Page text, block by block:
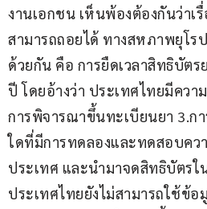
งานเอกชน เห็นพ้องต้องกันว่าเรื่
สามารถถอยได้ ทางสหภาพยุโร
ด้วยกัน คือ การยืดเวลาสิทธิบัตร
ปี โดยอ้างว่า ประเทศไทยมีควา
การพิจารณาขึ้นทะเบียนยา 3.ก
ใดที่มีการทดลองและทดสอบคว
ประเทศ และนำมาจดสิทธิบัตรใ
ประเทศไทยยังไม่สามารถใช้ข้